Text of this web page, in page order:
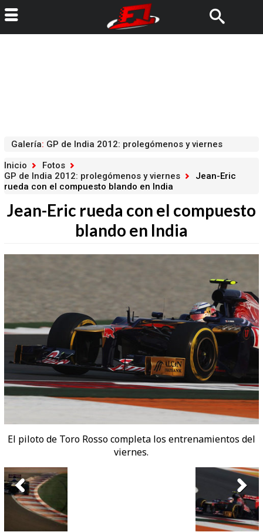
Galería: GP de India 2012: prolegómenos y viernes
Inicio
Fotos
GP de India 2012: prolegómenos y viernes
Jean-Eric
rueda con el compuesto blando en India
Jean-Eric rueda con el compuesto
blando en India
El piloto de Toro Rosso completa los entrenamientos del
viernes.